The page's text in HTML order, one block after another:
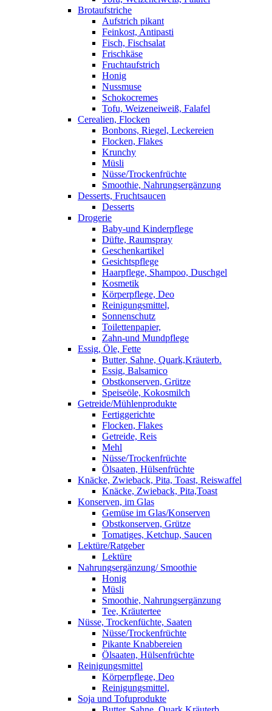
Brotaufstriche
Aufstrich pikant
Feinkost, Antipasti
Fisch, Fischsalat
Frischkäse
Fruchtaufstrich
Honig
Nussmuse
Schokocremes
Tofu, Weizeneiweiß, Falafel
Cerealien, Flocken
Bonbons, Riegel, Leckereien
Flocken, Flakes
Krunchy
Müsli
Nüsse/Trockenfrüchte
Smoothie, Nahrungsergänzung
Desserts, Fruchtsaucen
Desserts
Drogerie
Baby-und Kinderpflege
Düfte, Raumspray
Geschenkartikel
Gesichtspflege
Haarpflege, Shampoo, Duschgel
Kosmetik
Körperpflege, Deo
Reinigungsmittel,
Sonnenschutz
Toilettenpapier,
Zahn-und Mundpflege
Essig, Öle, Fette
Butter, Sahne, Quark,Kräuterb.
Essig, Balsamico
Obstkonserven, Grütze
Speiseöle, Kokosmilch
Getreide/Mühlenprodukte
Fertiggerichte
Flocken, Flakes
Getreide, Reis
Mehl
Nüsse/Trockenfrüchte
Ölsaaten, Hülsenfrüchte
Knäcke, Zwieback, Pita, Toast, Reiswaffel
Knäcke, Zwieback, Pita,Toast
Konserven, im Glas
Gemüse im Glas/Konserven
Obstkonserven, Grütze
Tomatiges, Ketchup, Saucen
Lektüre/Ratgeber
Lektüre
Nahrungsergänzung/ Smoothie
Honig
Müsli
Smoothie, Nahrungsergänzung
Tee, Kräutertee
Nüsse, Trockenfüchte, Saaten
Nüsse/Trockenfrüchte
Pikante Knabbereien
Ölsaaten, Hülsenfrüchte
Reinigungsmittel
Körperpflege, Deo
Reinigungsmittel,
Soja und Tofuprodukte